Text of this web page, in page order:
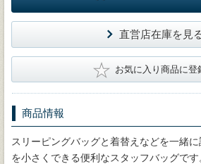
直営店在庫を見
★ お気に入り商品に登
商品情報
スリーピングバッグと着替えなどを一緒
を小さくできる便利なスタッフバッグです